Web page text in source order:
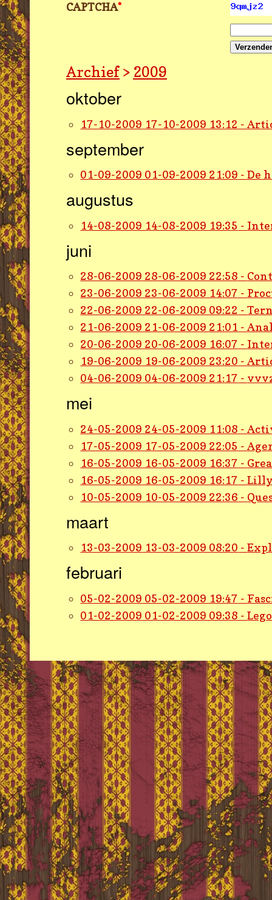
CAPTCHA*
Archief > 2009
oktober
17-10-2009 17-10-2009 13:12 -
september
01-09-2009 01-09-2009 21:09 -De
augustus
14-08-2009 14-08-2009 19:35 -
juni
28-06-2009 28-06-2009 22:58 -
23-06-2009 23-06-2009 14:07 -
22-06-2009 22-06-2009 09:22 -
21-06-2009 21-06-2009 21:01 -
20-06-2009 20-06-2009 16:07 -
19-06-2009 19-06-2009 23:20 -
04-06-2009 04-06-2009 21:17 -
mei
24-05-2009 24-05-2009 11:08 -
17-05-2009 17-05-2009 22:05 -
16-05-2009 16-05-2009 16:37 -
16-05-2009 16-05-2009 16:17 -
10-05-2009 10-05-2009 22:36 -
maart
13-03-2009 13-03-2009 08:20 -
februari
05-02-2009 05-02-2009 19:47 -
01-02-2009 01-02-2009 09:38 -